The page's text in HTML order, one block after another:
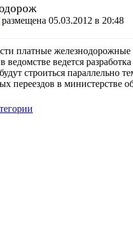
размещена 05.03.2012 в 20:48
платные железнодорожные
ведомстве ведется
строиться параллельно
переездов в министерстве